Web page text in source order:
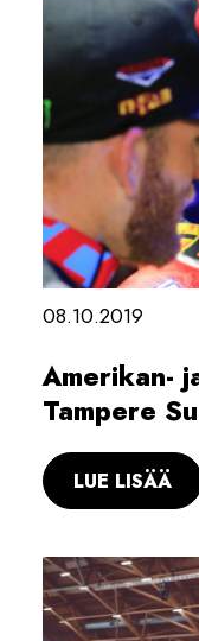
08.10.2019
Amerikan-
Tampere
LUE LISÄÄ